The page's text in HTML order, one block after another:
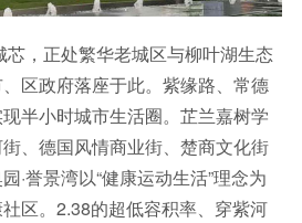
芯，正处繁华老城区与柳叶湖生态
区政府落座于此。紫缘路、常德
半小时城市生活圈。芷兰嘉树学
、德国风情商业街、楚商文化街
·誉景湾以“健康运动生活”理念为
区。2.38的超低容积率、穿紫河